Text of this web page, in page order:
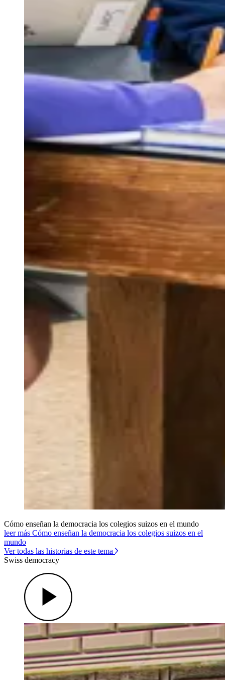
Cómo enseñan la democracia los colegios suizos en el mundo
leer más Cómo enseñan la democracia los colegios suizos en el
mundo
Ver todas las historias de este tema
Swiss democracy